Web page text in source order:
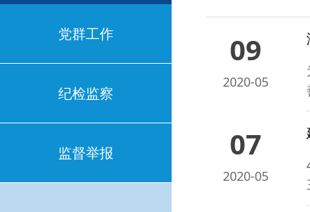
党群工作
纪检监察
监督举报
09
2020-05
07
2020-05